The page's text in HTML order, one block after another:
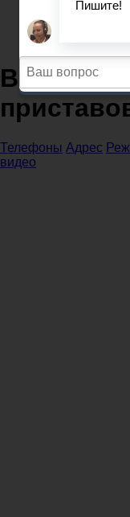
Судебные
Республика
Волжское
Волжское
Телефоны Адрес
видео